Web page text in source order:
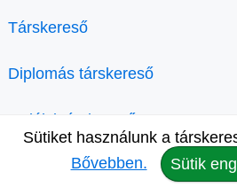
Társkereső
Diplomás társkereső
Erdélyi társkereső
Keresztény társkereső
Sütiket használunk a
Bővebben.
Sütik